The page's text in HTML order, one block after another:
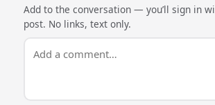
Add to the conversation — you’ll sign in
post. No links, text only.